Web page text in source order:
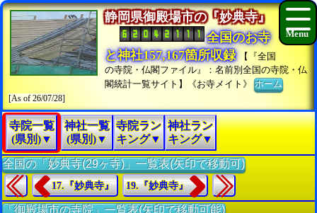
静岡県御殿場市の『妙典寺』
全国のお寺
と神社157,167箇所収録
【『全国
の寺院・仏閣ファイル』：名前別全国の寺院・仏
閣統計一覧サイト】《お寺メイト》ホーム
[As of 26/07/28]
寺院一覧
(県別)▼
神社一覧
(県別)▼
寺院ラン
キング▼
神社ラン
キング▼
全国の「妙典寺(29ヶ寺)」一覧表(矢印で移動可)
17.『妙典寺』 19.『妙典寺』
「御殿場市の寺院」一覧表(矢印で移動可能)